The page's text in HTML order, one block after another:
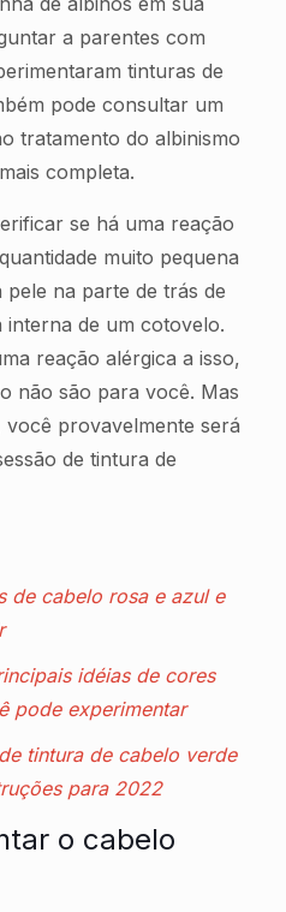
a parentes com
tinturas de
pode consultar um
tratamento do albinismo
completa.
se há uma reação
muito pequena
na parte de trás de
de um cotovelo.
reação alérgica a isso,
não são para você. Mas
provavelmente será
de tintura de
de cabelo rosa e azul e
idéias de cores
pode experimentar
tintura de cabelo verde
para 2022
o cabelo